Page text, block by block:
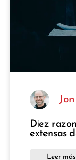
Diez
extensas
Leer más